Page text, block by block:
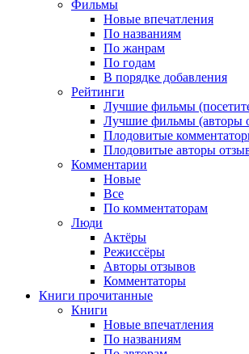
Фильмы
Новые впечатления
По названиям
По жанрам
По годам
В порядке добавления
Рейтинги
Лучшие фильмы
Лучшие фильмы (авторы
Плодовитые
Плодовитые авторы
Комментарии
Новые
Все
По комментаторам
Люди
Актёры
Режиссёры
Авторы отзывов
Комментаторы
Книги прочитанные
Книги
Новые впечатления
По названиям